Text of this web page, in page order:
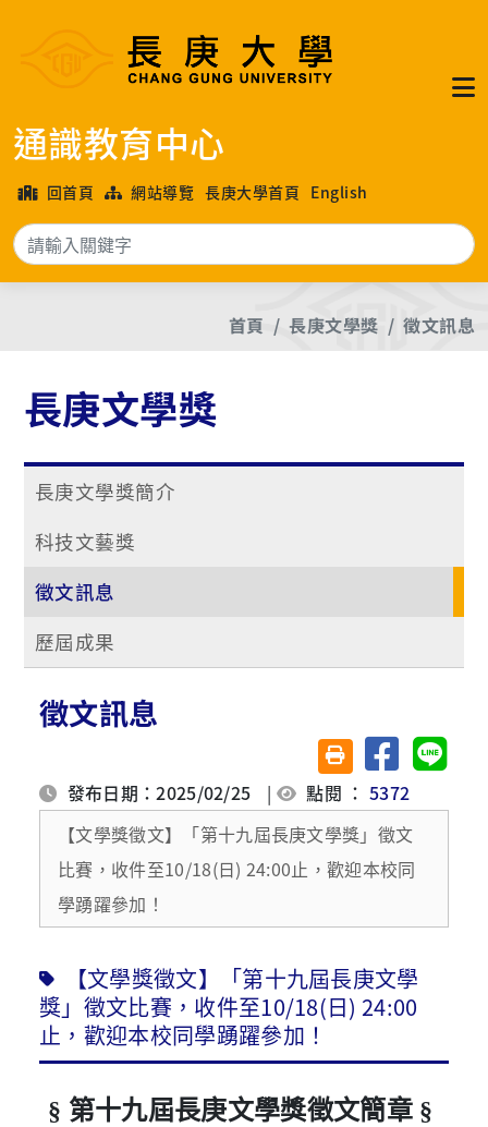
通識教育中心
回首頁 網站導覽 長庚大學首頁 English
搜尋
首頁 長庚文學獎 徵文訊息
長庚文學獎
長庚文學獎簡介
科技文藝獎
徵文訊息
歷屆成果
徵文訊息
友善列印(另開視窗)
分享至臉書分享
發布日期：2025/02/25 | 點閱 ：5372
【文學獎徵文】「第十九屆長庚文學獎」徵文
比賽，收件至10/18(日) 24:00止，歡迎本校同
學踴躍參加！
【文學獎徵文】「第十九屆長庚文學
獎」徵文比賽，收件至10/18(日) 24:00
止，歡迎本校同學踴躍參加！
§ 第十九屆長庚文學獎徵文簡章 §